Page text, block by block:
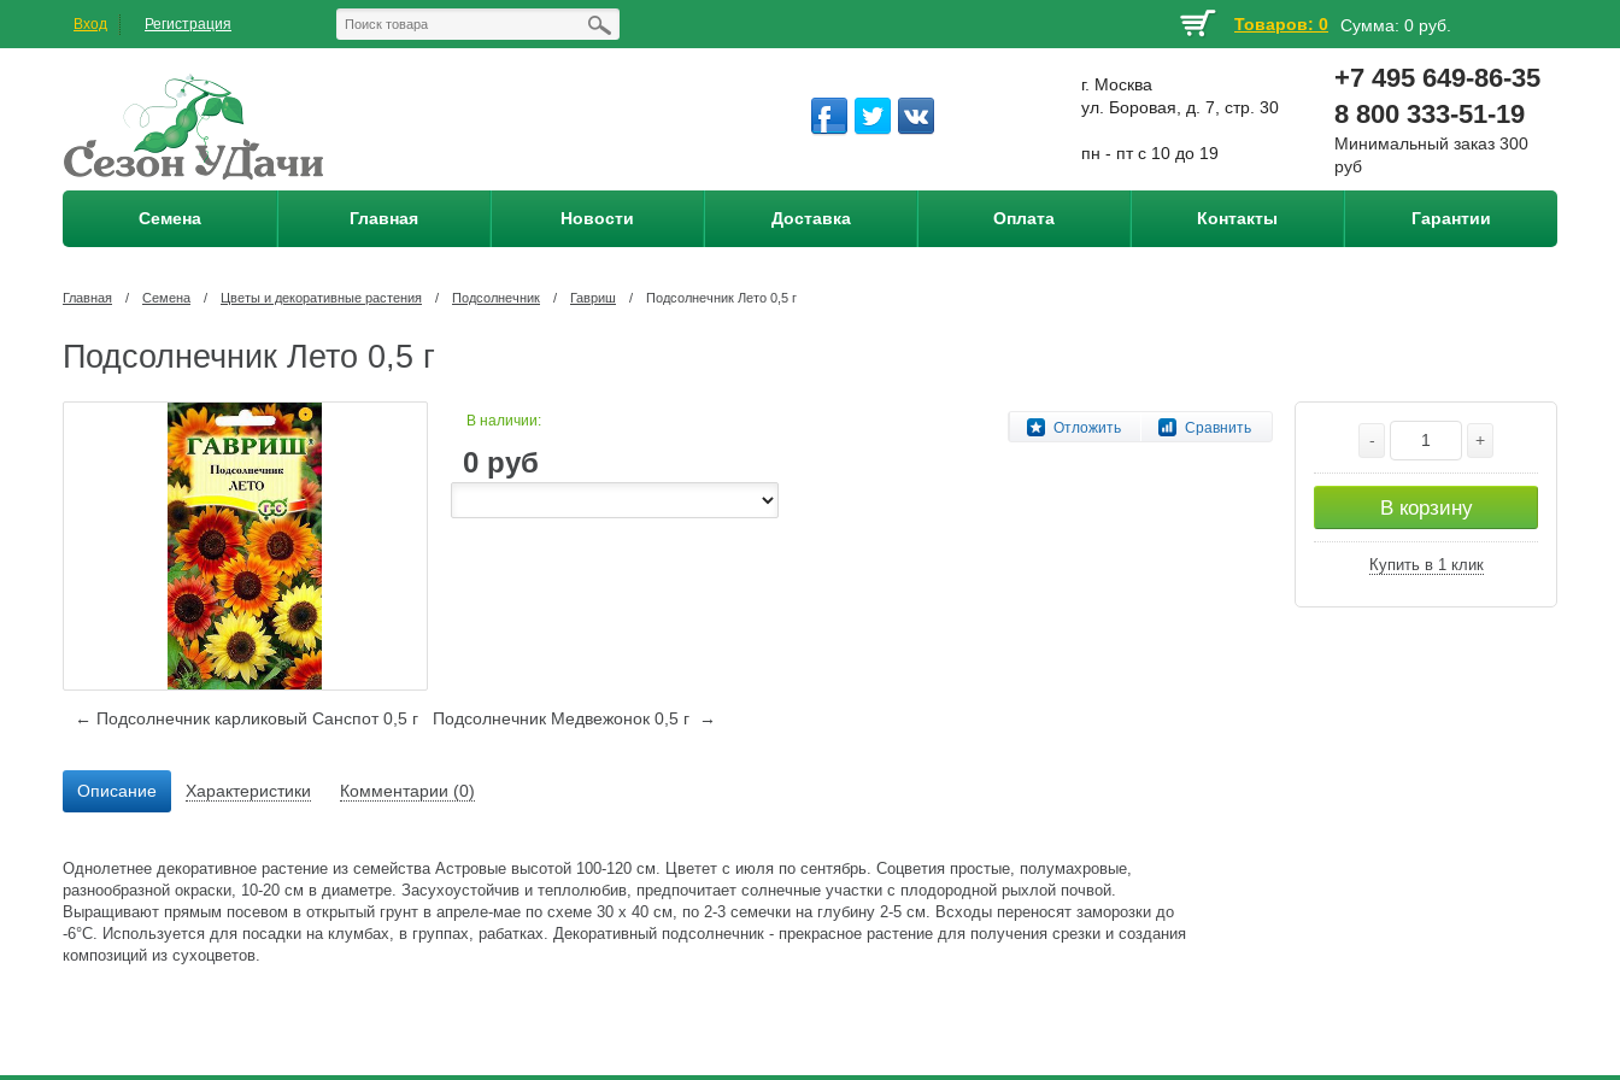
Вход Регистрация Товаров: 0 Сумма: 0 руб.
г. Москва
ул. Боровая, д. 7, стр. 30
пн - пт с 10 до 19
+7 495 649-86-35
8 800 333-51-19
Минимальный заказ 300
руб
Семена Главная Новости Доставка Оплата Контакты Гарантии
Главная / Семена / Цветы и декоративные растения / Подсолнечник / Гавриш / Подсолнечник Лето 0,5 г
Подсолнечник Лето 0,5 г
Отложить Сравнить
В наличии:
0 руб
- +
В корзину
Купить в 1 клик
← Подсолнечник карликовый Санспот 0,5 г Подсолнечник Медвежонок 0,5 г →
Описание Характеристики Комментарии (0)
Однолетнее декоративное растение из семейства Астровые высотой 100-120 см. Цветет с июля по сентябрь. Соцветия простые, полумахровые,
разнообразной окраски, 10-20 см в диаметре. Засухоустойчив и теплолюбив, предпочитает солнечные участки с плодородной рыхлой почвой.
Выращивают прямым посевом в открытый грунт в апреле-мае по схеме 30 х 40 см, по 2-3 семечки на глубину 2-5 см. Всходы переносят заморозки до
-6°C. Используется для посадки на клумбах, в группах, рабатках. Декоративный подсолнечник - прекрасное растение для получения срезки и создания
композиций из сухоцветов.